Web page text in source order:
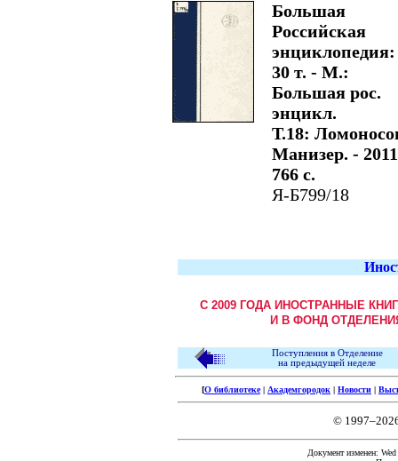
Большая
Российская
30 т. - М.:
Большая рос.
энцикл.
Т.18:
Манизер. -
766 с.
Я-Б799/18
С 2009 ГОДА ИНОСТРАННЫЕ
И В ФОНД
Поступления в Отделение
на предыдущей неделе
[О библиотеке| Академгородок | Новости |
©
Документ изменен: